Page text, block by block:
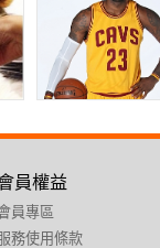
員權益
員專區
務使用條款